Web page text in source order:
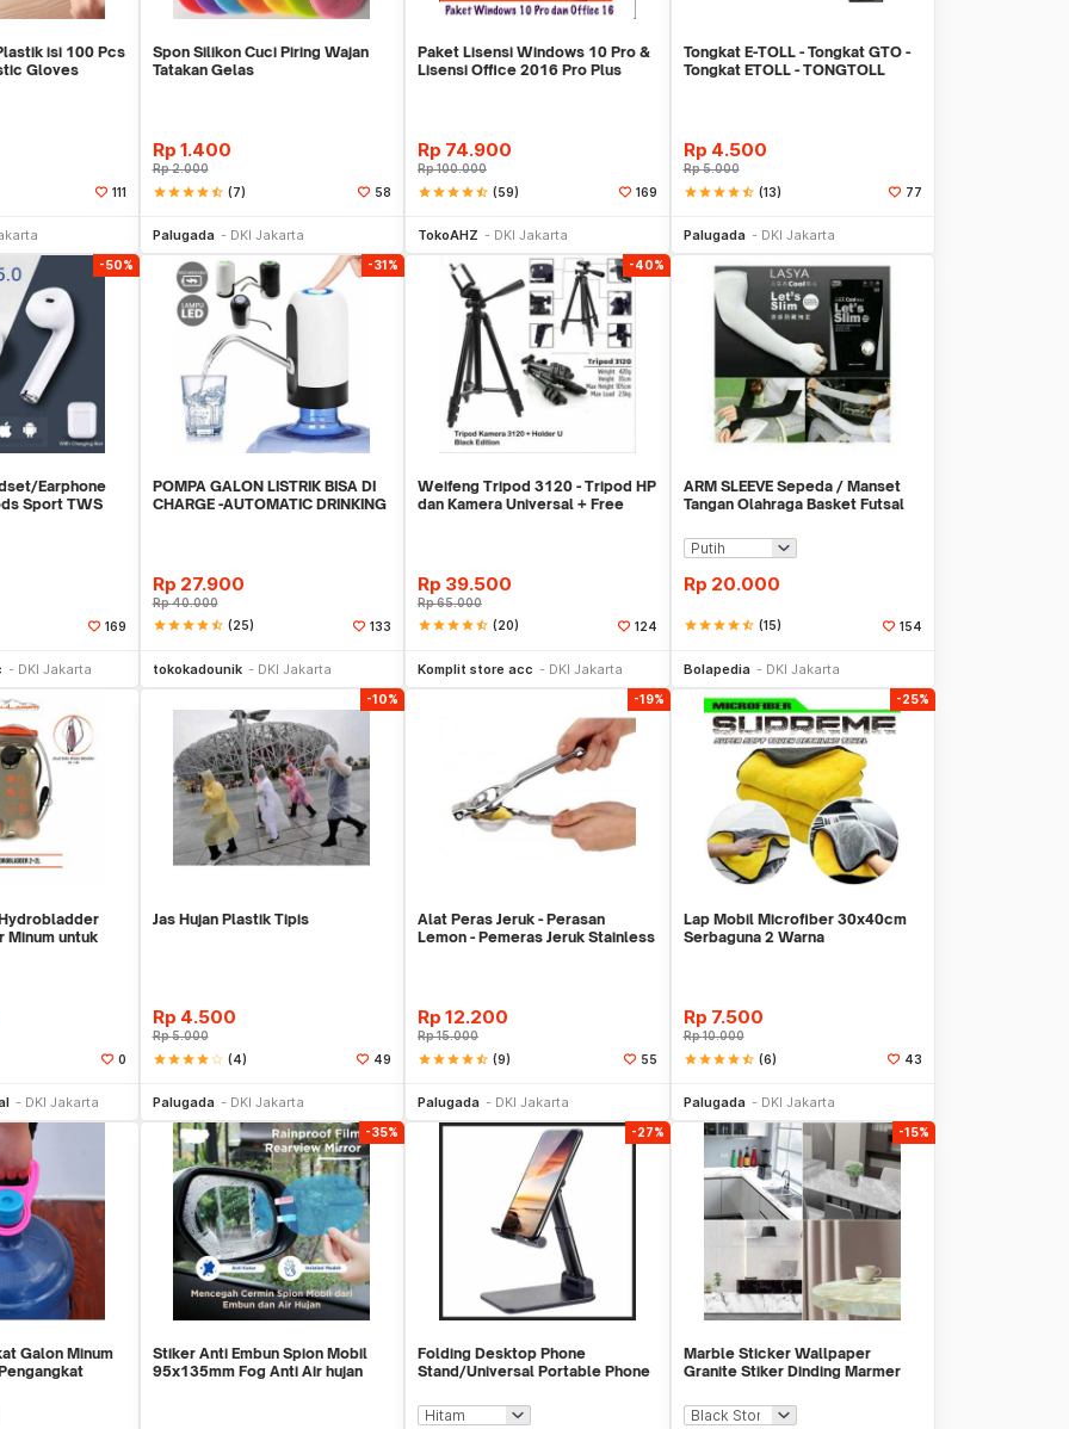
isi 100 Pcs
Gloves
111
Spon Silikon Cuci Piring Wajan
Tatakan Gelas
Rp 1.400
Rp2.000
starstarstarstarstar_half (7) 58
Palugada DKI Jakarta
Paket Lisensi Windows 10 Pro &
Lisensi Office 2016 Pro Plus
Rp 74.900
Rp100.000
starstarstarstarstar_half (59) 169
TokoAHZ DKI Jakarta
Tongkat E-TOLL - Tongkat GTO -
Tongkat ETOLL - TONGTOLL
Rp 4.500
Rp5.000
starstarstarstarstar_half (13) 77
Palugada DKI Jakarta
-50%
Earphone
Sport TWS
169
DKI Jakarta
-31%
POMPA GALON LISTRIK BISA DI
CHARGE -AUTOMATIC DRINKING
Rp 27.900
Rp40.000
starstarstarstarstar_half (25) 133
tokokadounik DKI Jakarta
-40%
Weifeng Tripod 3120 - Tripod HP
dan Kamera Universal + Free
Rp 39.500
Rp65.000
starstarstarstarstar_half (20) 124
Komplit store acc DKI Jakarta
ARM SLEEVE Sepeda / Manset
Tangan Olahraga Basket Futsal
Rp 20.000
starstarstarstarstar_half (15) 154
Bolapedia DKI Jakarta
Minum untuk
0
DKI Jakarta
-10%
Jas Hujan Plastik Tipis
Rp 4.500
Rp5.000
starstarstarstarstar_border (4) 49
Palugada DKI Jakarta
-19%
Alat Peras Jeruk - Perasan
Lemon - Pemeras Jeruk Stainless
Rp 12.200
Rp15.000
starstarstarstarstar_half (9) 55
Palugada DKI Jakarta
-25%
Lap Mobil Microfiber 30x40cm
Serbaguna 2 Warna
Rp 7.500
Rp10.000
starstarstarstarstar_half (6) 43
Palugada DKI Jakarta
Galon Minum
-35%
Stiker Anti Embun Spion Mobil
95x135mm Fog Anti Air hujan
-27%
Folding Desktop Phone
Stand/Universal Portable Phone
-15%
Marble Sticker Wallpaper
Granite Stiker Dinding Marmer